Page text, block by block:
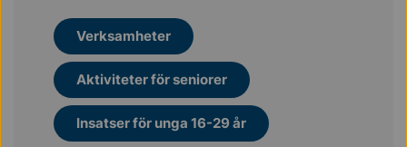
Verksamheter
Aktiviteter för seniorer
Insatser för unga 16-29 år